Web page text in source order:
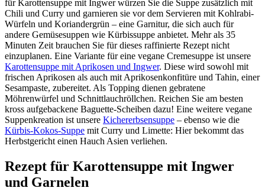
für Karottensuppe mit Ingwer würzen Sie die Suppe zusätzlich mit
Chili und Curry und garnieren sie vor dem Servieren mit Kohlrabi-
Würfeln und Koriandergrün – eine Garnitur, die sich auch für
andere Gemüsesuppen wie Kürbissuppe anbietet. Mehr als 35
Minuten Zeit brauchen Sie für dieses raffinierte Rezept nicht
einzuplanen. Eine Variante für eine vegane Cremesuppe ist unsere
Karottensuppe mit Aprikosen und Ingwer. Diese wird sowohl mit
frischen Aprikosen als auch mit Aprikosenkonfitüre und Tahin, einer
Sesampaste, zubereitet. Als Topping dienen gebratene
Möhrenwürfel und Schnittlauchröllchen. Reichen Sie am besten
kross aufgebackene Baguette-Scheiben dazu! Eine weitere vegane
Suppenkreation ist unsere Kichererbsensuppe – ebenso wie die
Kürbis-Kokos-Suppe mit Curry und Limette: Hier bekommt das
Herbstgericht einen Hauch Asien verliehen.
Rezept für Karottensuppe mit Ingwer
und Garnelen